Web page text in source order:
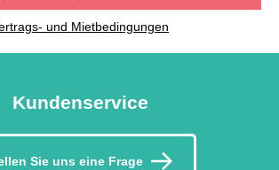
und Mietbedingungen
Kundenservice
Sie uns eine Frage